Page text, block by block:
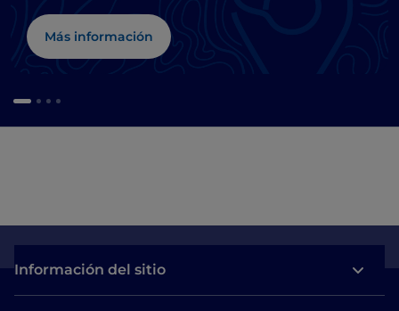
Más información
Información del sitio